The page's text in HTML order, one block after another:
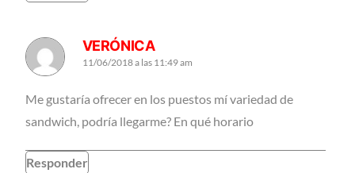
VERÓNICA
11/06/2018 a las 11:49 am
Me gustaría ofrecer en los puestos mí variedad de
sandwich, podría llegarme? En qué horario
Responder